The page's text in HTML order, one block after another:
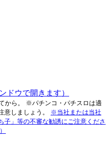
ドウで開きます）
から。
※パチンコ・パチスロは適
しましょう。
※当社または当社
子」等の不審な勧誘にご注意くださ